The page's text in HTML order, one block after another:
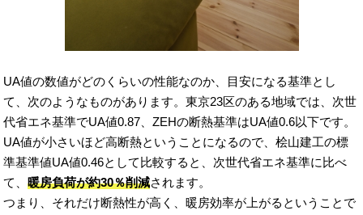
UA値の数値がどのくらいの性能なのか、目安になる基準とし
て、次のようなものがあります。東京23区のある地域では、次世
代省エネ基準でUA値0.87、ZEHの断熱基準はUA値0.6以下です。
UA値が小さいほど高断熱ということになるので、桧山建工の標
準基準値UA値0.46として比較すると、次世代省エネ基準に比べ
て、暖房負荷が約30％削減されます。
つまり、それだけ断熱性が高く、暖房効率が上がるということで